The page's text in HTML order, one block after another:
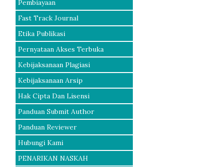
Pembiayaan
Fast Track Journal
Etika Publikasi
Pernyataan Akses Terbuka
Kebijaksanaan Plagiasi
Kebijaksanaan Arsip
Hak Cipta Dan Lisensi
Panduan Submit Author
Panduan Reviewer
Hubungi Kami
PENARIKAN NASKAH